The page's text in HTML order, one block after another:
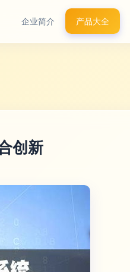
企业简介 产品大全
创新